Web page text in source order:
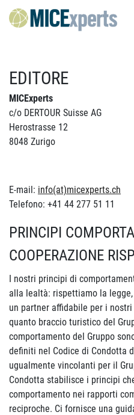
EDITORE
MICExperts
c/o DERTOUR Suisse AG
Herostrasse 12
8048 Zurigo
E-mail: info(at)micexperts.ch
Telefono: +41 44 277 51 11
PRINCIPI
COOPERAZIONE
I nostri principi di
alla lealtà: rispettiamo la
un partner affidabile per i
quanto braccio turistico del
comportamento del Gruppo
definiti nel Codice di Condotta
ugualmente vincolanti per il
Condotta stabilisce i principi
comportamento nei rapporti
reciproche. Ci fornisce una